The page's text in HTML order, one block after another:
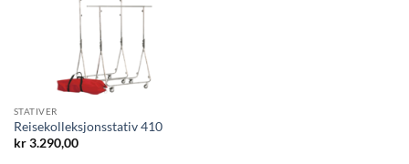
STATIVER
Reisekolleksjonsstativ 410
kr3.290,00